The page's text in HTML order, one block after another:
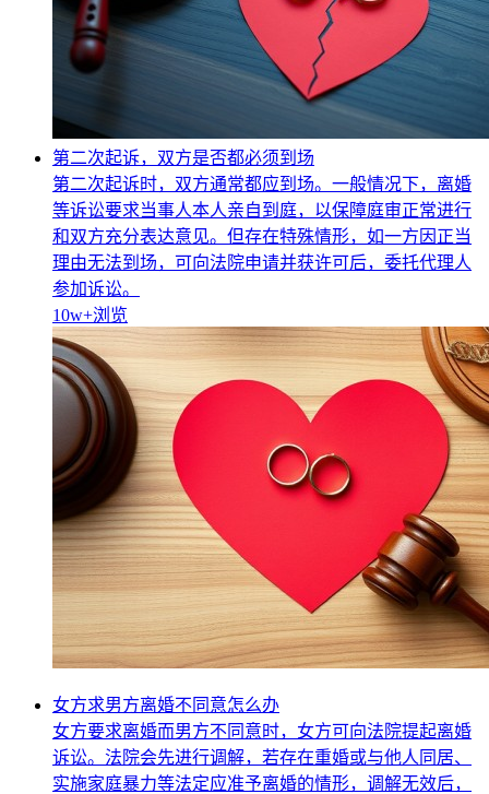
第二次起诉，双方是否都必须到场
第二次起诉时，双方通常都应到场。一般情况下，离婚
等诉讼要求当事人本人亲自到庭，以保障庭审正常进行
和双方充分表达意见。但存在特殊情形，如一方因正当
理由无法到场，可向法院申请并获许可后，委托代理人
参加诉讼。
10w+浏览
女方求男方离婚不同意怎么办
女方要求离婚而男方不同意时，女方可向法院提起离婚
诉讼。法院会先进行调解，若存在重婚或与他人同居、
实施家庭暴力等法定应准予离婚的情形，调解无效后，